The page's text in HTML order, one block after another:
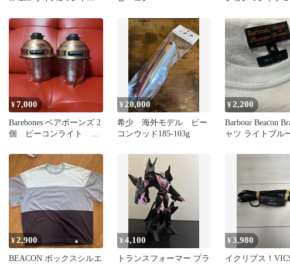
¥7,000
Barebones ベアボーンズ 2
個 ビーコンライト カ
¥ 20,000
希少 海外モデル ビー
コンウッド185-103g
¥2,200
Barbour Beacon
ャツ ライトブル
¥2,900
BEACON ボックスシルエ
¥4,100
トランスフォーマー プラ
¥3,980
イクリプス！